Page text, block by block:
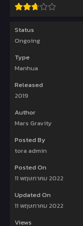
Status
Ongoing
Type
Manhua
Released
2019
Author
Mars Gravity
Posted By
tora admin
Posted On
11 พฤษภาคม 2022
Updated On
11 พฤษภาคม 2022
Views